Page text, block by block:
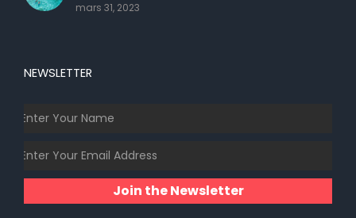
mars 31, 2023
NEWSLETTER
Join the Newsletter